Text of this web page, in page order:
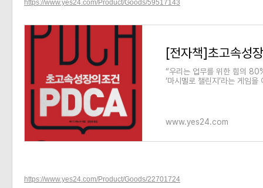
https://www.yes24.com/Product/Goods/59517143
[전자책]초고속성
“우리는 업무를 위한 힘의
‘마시멜로 챌린지’라는 게임
www.yes24.com
https://www.yes24.com/Product/Goods/22701724